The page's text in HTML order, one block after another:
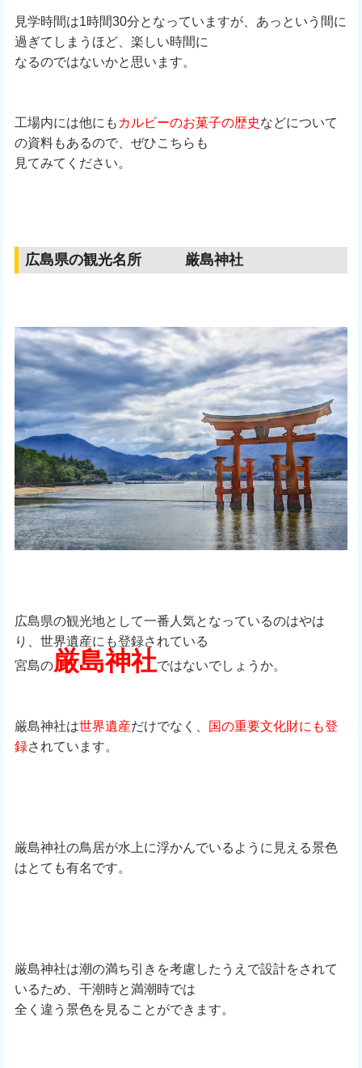
見学時間は1時間30分となっていますが、あっという間に
過ぎてしまうほど、楽しい時間に
なるのではないかと思います。
工場内には他にも カルビーのお菓子の歴史などについて
の資料もあるので、ぜひこちらも
見てみてください。
広島県の観光名所 厳島神社
広島県の観光地として一番人気となっているのはやは
り、世界遺産にも登録されている
宮島の厳島神社ではないでしょうか。
厳島神社は世界遺産だけでなく、 国の重要文化財にも登
録されています。
厳島神社の鳥居が水上に浮かんでいるように見える景色
はとても有名です。
厳島神社は潮の満ち引きを考慮したうえで設計をされて
いるため、干潮時と満潮時では
全く違う景色を見ることができます。